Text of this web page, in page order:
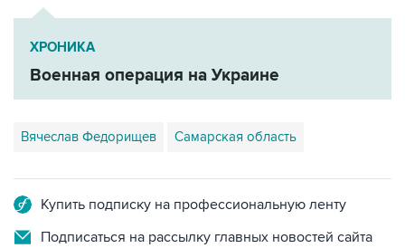
ХРОНИКА
Военная операция на Украине
Вячеслав Федорищев Самарская область
Купить подписку на профессиональную ленту
Подписаться на рассылку главных новостей сайта